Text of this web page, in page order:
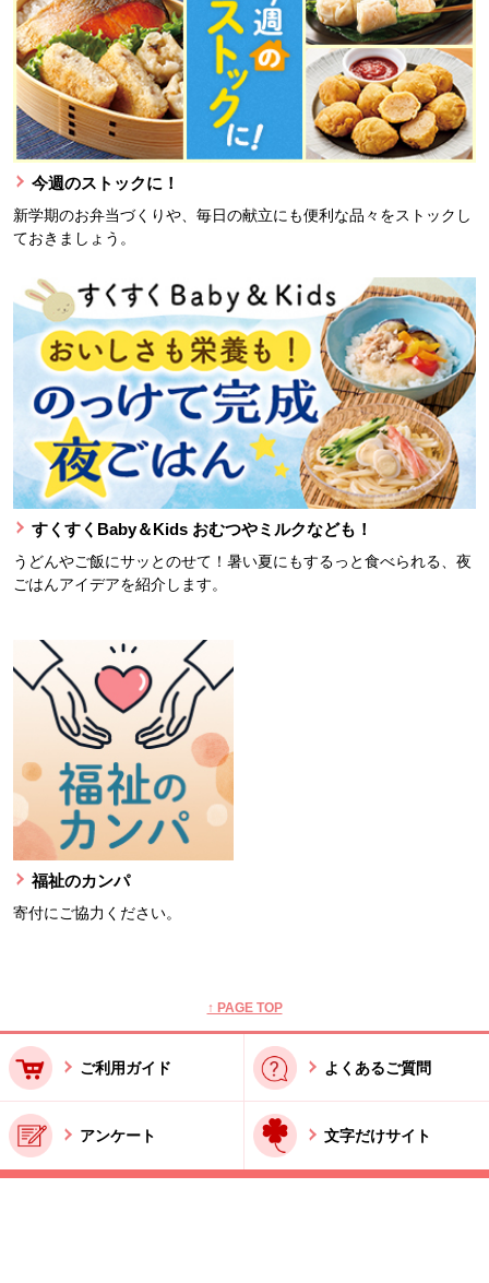
今週のストックに！
新学期のお弁当づくりや、毎日の献立にも便利な品々をストックし
ておきましょう。
すくすくBaby＆Kids おむつやミルクなども！
うどんやご飯にサッとのせて！暑い夏にもするっと食べられる、夜
ごはんアイデアを紹介します。
福祉のカンパ
寄付にご協力ください。
↑ PAGE TOP
ご利用ガイド よくあるご質問
アンケート 文字だけサイト